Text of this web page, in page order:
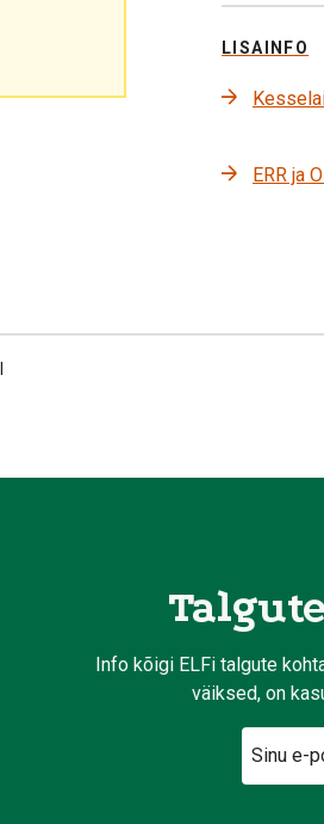
LISAINFO
ERR ja
Info kõigi ELFi talgute
väiksed, on